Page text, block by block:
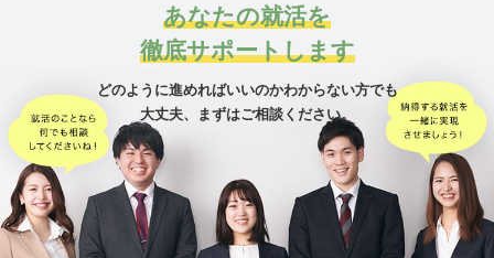
あなたの就活を
徹底サポートします
どのように進めればいいのかわからない方でも
大丈夫、
まずはご相談ください。